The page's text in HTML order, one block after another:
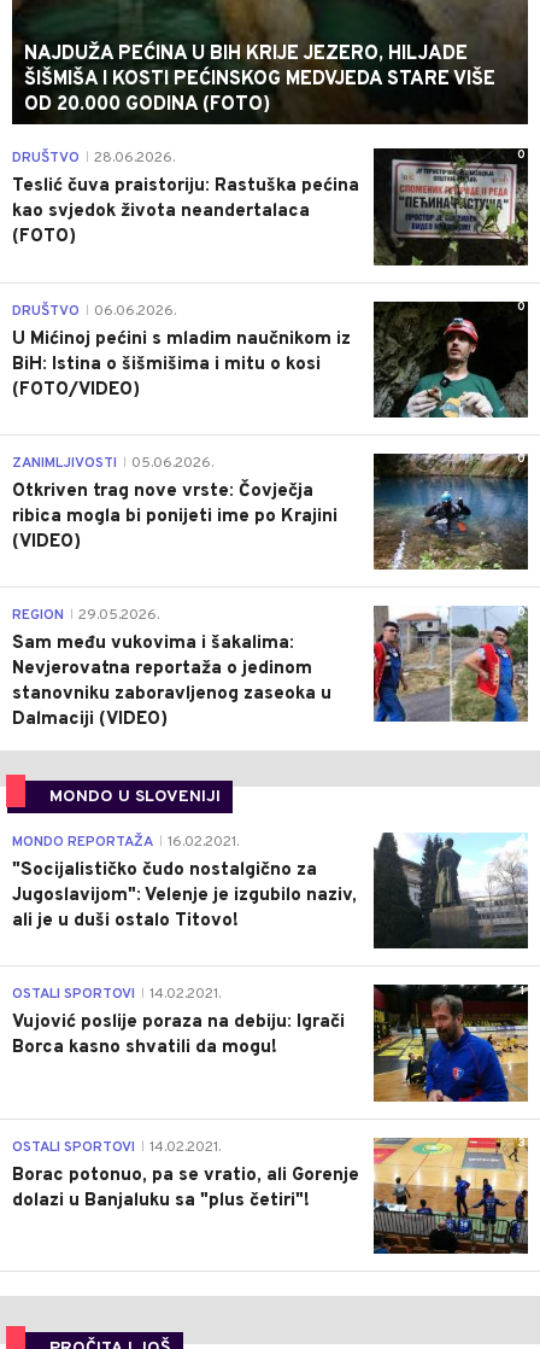
NAJDUŽA PEĆINA U BIH KRIJE JEZERO, HILJADE
ŠIŠMIŠA I KOSTI PEĆINSKOG MEDVJEDA STARE VIŠE
OD 20.000 GODINA (FOTO)
0
DRUŠTVO 28.06.2026.
Teslić čuva praistoriju: Rastuška pećina
kao svjedok života neandertalaca
(FOTO)
0
DRUŠTVO 06.06.2026.
U Mićinoj pećini s mladim naučnikom iz
BiH: Istina o šišmišima i mitu o kosi
(FOTO/VIDEO)
0
ZANIMLJIVOSTI 05.06.2026.
Otkriven trag nove vrste: Čovječja
ribica mogla bi ponijeti ime po Krajini
(VIDEO)
0
REGION 29.05.2026.
Sam među vukovima i šakalima:
Nevjerovatna reportaža o jedinom
stanovniku zaboravljenog zaseoka u
Dalmaciji (VIDEO)
MONDO U SLOVENIJI
4
MONDO REPORTAŽA 16.02.2021.
"Socijalističko čudo nostalgično za
Jugoslavijom": Velenje je izgubilo naziv,
ali je u duši ostalo Titovo!
1
OSTALI SPORTOVI 14.02.2021.
Vujović poslije poraza na debiju: Igrači
Borca kasno shvatili da mogu!
3
OSTALI SPORTOVI 14.02.2021.
Borac potonuo, pa se vratio, ali Gorenje
dolazi u Banjaluku sa "plus četiri"!